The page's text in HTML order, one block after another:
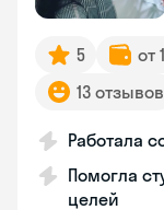
5 от
13 отзывов
Работала
Помогла
целей